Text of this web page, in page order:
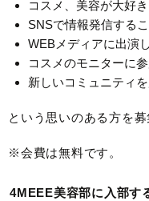
コスメ、美容が大好き
SNSで情報発信する
WEBメディアに出演
コスメのモニターに
新しいコミュニティ
という思いのある方を募
※会費は無料です。
4MEEE美容部に入部す